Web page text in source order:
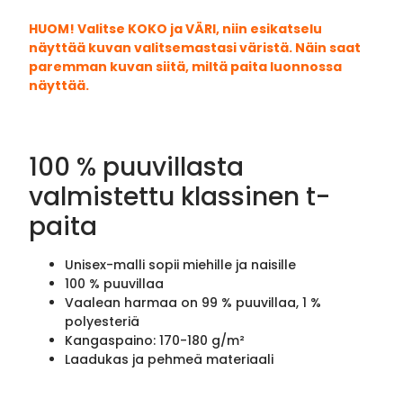
HUOM! Valitse KOKO ja VÄRI, niin esikatselu
näyttää kuvan valitsemastasi väristä. Näin saat
paremman kuvan siitä, miltä paita luonnossa
näyttää.
100 % puuvillasta
valmistettu klassinen t-
paita
Unisex-malli sopii miehille ja naisille
100 % puuvillaa
Vaalean harmaa on 99 % puuvillaa, 1 %
polyesteriä
Kangaspaino: 170-180 g/m²
Laadukas ja pehmeä materiaali